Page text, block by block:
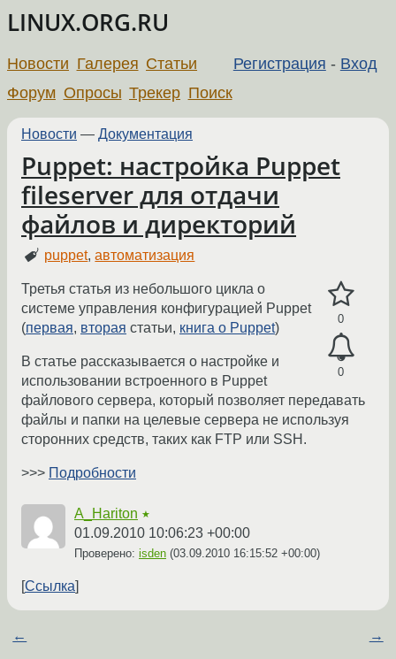
LINUX.ORG.RU
Регистрация - Вход
Новости Галерея Статьи
Форум Опросы Трекер Поиск
Новости — Документация
Puppet: настройка Puppet
fileserver для отдачи
файлов и директорий
puppet,автоматизация
0
0
Третья статья из небольшого цикла о
системе управления конфигурацией Puppet
(первая, вторая статьи, книга о Puppet)
В статье рассказывается о настройке и
использовании встроенного в Puppet
файлового сервера, который позволяет передавать
файлы и папки на целевые сервера не используя
сторонних средств, таких как FTP или SSH.
>>> Подробности
A_Hariton ★
01.09.2010 10:06:23 +00:00
Проверено: isden (03.09.2010 16:15:52 +00:00)
Ссылка
← →